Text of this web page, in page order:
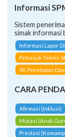
Informasi
Sistem
simak informasi
Informasi Lapor
Petunjuk Teknis
SK Penetapan
CARA
Afirmasi (Inklusi)
Mutasi (Anak
Prestasi